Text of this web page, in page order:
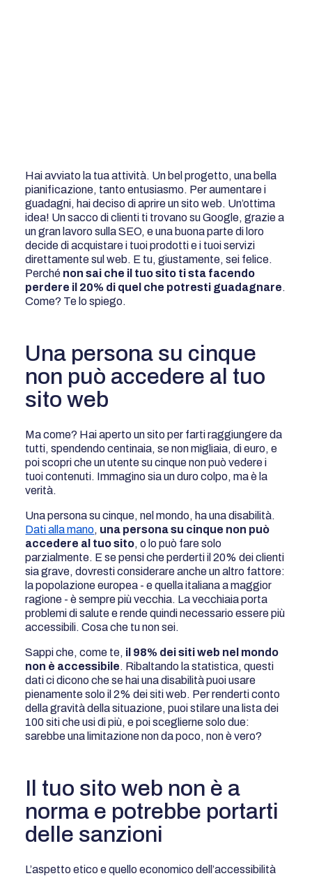
Hai avviato la tua attività. Un bel progetto, una bella
pianificazione, tanto entusiasmo. Per aumentare i
guadagni, hai deciso di aprire un sito web. Un’ottima
idea! Un sacco di clienti ti trovano su Google, grazie a
un gran lavoro sulla SEO, e una buona parte di loro
decide di acquistare i tuoi prodotti e i tuoi servizi
direttamente sul web. E tu, giustamente, sei felice.
Perché non sai che il tuo sito ti sta facendo
perdere il 20% di quel che potresti guadagnare.
Come? Te lo spiego.
Una persona su cinque
non può accedere al tuo
sito web
Ma come? Hai aperto un sito per farti raggiungere da
tutti, spendendo centinaia, se non migliaia, di euro, e
poi scopri che un utente su cinque non può vedere i
tuoi contenuti. Immagino sia un duro colpo, ma è la
verità.
Una persona su cinque, nel mondo, ha una disabilità.
Dati alla mano, una persona su cinque non può
accedere al tuo sito, o lo può fare solo
parzialmente. E se pensi che perderti il 20% dei clienti
sia grave, dovresti considerare anche un altro fattore:
la popolazione europea - e quella italiana a maggior
ragione - è sempre più vecchia. La vecchiaia porta
problemi di salute e rende quindi necessario essere più
accessibili. Cosa che tu non sei.
Sappi che, come te, il 98% dei siti web nel mondo
non è accessibile. Ribaltando la statistica, questi
dati ci dicono che se hai una disabilità puoi usare
pienamente solo il 2% dei siti web. Per renderti conto
della gravità della situazione, puoi stilare una lista dei
100 siti che usi di più, e poi sceglierne solo due:
sarebbe una limitazione non da poco, non è vero?
Il tuo sito web non è a
norma e potrebbe portarti
delle sanzioni
L’aspetto etico e quello economico dell’accessibilità